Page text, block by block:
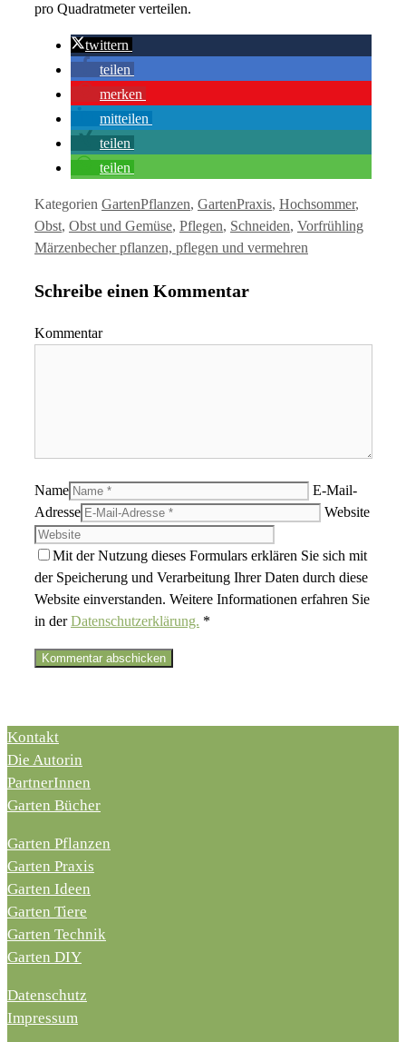
pro Quadratmeter verteilen.
twittern
teilen
merken
mitteilen
teilen
teilen
Kategorien GartenPflanzen, GartenPraxis, Hochsommer,
Obst, Obst und Gemüse, Pflegen, Schneiden, Vorfrühling
Märzenbecher pflanzen, pflegen und vermehren
Schreibe einen Kommentar
Kommentar
Name
E-Mail-
Adresse
Website
Mit der Nutzung dieses Formulars erklären Sie sich mit
der Speicherung und Verarbeitung Ihrer Daten durch diese
Website einverstanden. Weitere Informationen erfahren Sie
in derDatenschutzerklärung. *
Kontakt
Die Autorin
PartnerInnen
Garten Bücher
Garten Pflanzen
Garten Praxis
Garten Ideen
Garten Tiere
Garten Technik
Garten DIY
Datenschutz
Impressum